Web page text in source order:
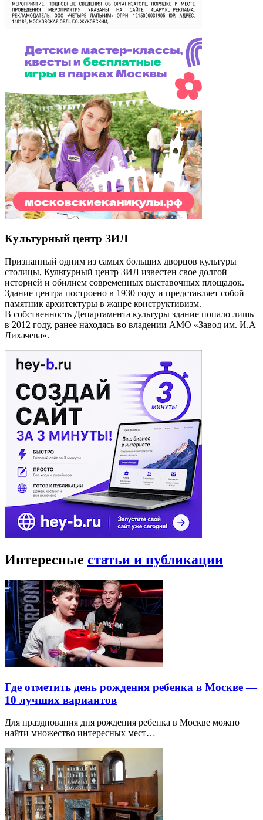
Культурный центр ЗИЛ
Признанный одним из самых больших дворцов культуры
столицы, Культурный центр ЗИЛ известен свое долгой
историей и обилием современных выставочных площадок.
Здание центра построено в 1930 году и представляет собой
памятник архитектуры в жанре конструктивизм.
В собственность Департамента культуры здание попало лишь
в 2012 году, ранее находясь во владении АМО «Завод им. И.А
Лихачева».
Интересные статьи и публикации
Где отметить день рождения ребенка в Москве —
10 лучших вариантов
Для празднования дня рождения ребенка в Москве можно
найти множество интересных мест…